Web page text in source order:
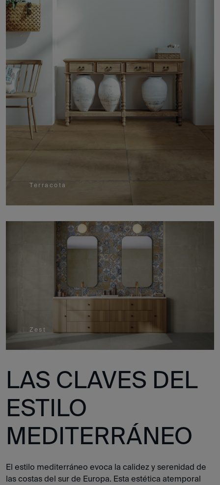
Terracota
Zest
LAS CLAVES DEL
ESTILO
MEDITERRÁNEO
El estilo mediterráneo evoca la calidez y serenidad de
las costas del sur de Europa. Esta estética atemporal